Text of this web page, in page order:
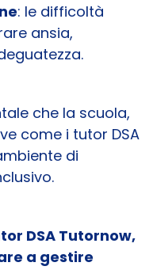
: le difficoltà
ansia,
che la scuola,
come i tutor DSA
di
DSA Tutornow,
a gestire